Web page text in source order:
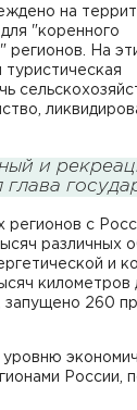
на
"коренного
регионов. На
и
регионов с
различных
и
километров
запущено 260
России,